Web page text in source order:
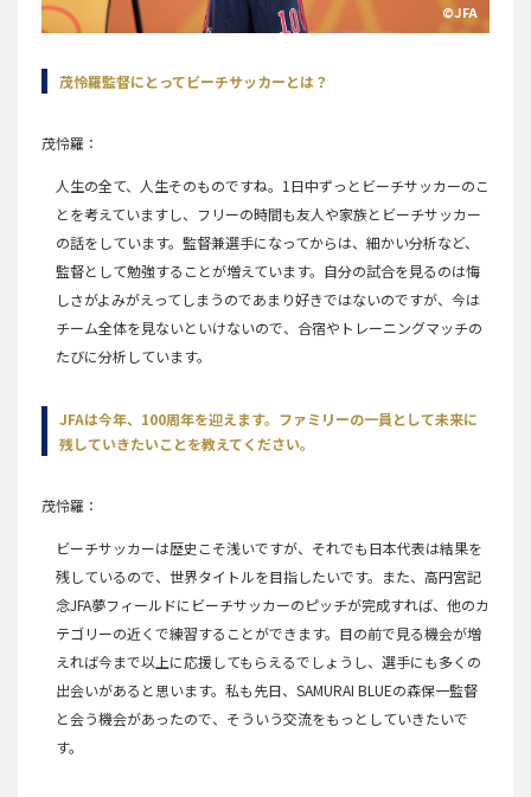
©JFA
茂怜羅監督にとってビーチサッカーとは？
茂怜羅
人生の全て、人生そのものですね。1日中ずっとビーチサッカーのこ
とを考えていますし、フリーの時間も友人や家族とビーチサッカー
の話をしています。監督兼選手になってからは、細かい分析など、
監督として勉強することが増えています。自分の試合を見るのは悔
しさがよみがえってしまうのであまり好きではないのですが、今は
チーム全体を見ないといけないので、合宿やトレーニングマッチの
たびに分析しています。
JFAは今年、100周年を迎えます。ファミリーの一員として未来に
残していきたいことを教えてください。
茂怜羅
ビーチサッカーは歴史こそ浅いですが、それでも日本代表は結果を
残しているので、世界タイトルを目指したいです。また、高円宮記
念JFA夢フィールドにビーチサッカーのピッチが完成すれば、他のカ
テゴリーの近くで練習することができます。目の前で見る機会が増
えれば今まで以上に応援してもらえるでしょうし、選手にも多くの
出会いがあると思います。私も先日、SAMURAI BLUEの森保一監督
と会う機会があったので、そういう交流をもっとしていきたいで
す。